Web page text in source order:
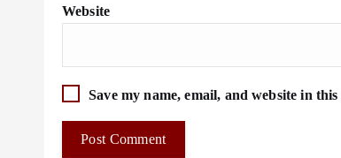
Website
Save my name, email, and website in